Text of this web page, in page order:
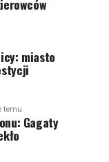
miasto
temu
Gagaty